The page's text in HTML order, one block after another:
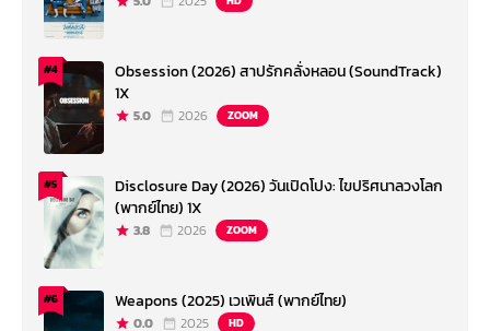
#4
Obsession (2026) สาปรักคลั่งหลอน (SoundTrack)
1X
5.0 2026 ZOOM
#5
Disclosure Day (2026) วันเปิดโปง: ไขปริศนาลวงโลก
(พากย์ไทย) 1X
3.8 2026 ZOOM
#6 Weapons (2025) เวเพินส์ (พากย์ไทย)
0.0 2025 HD